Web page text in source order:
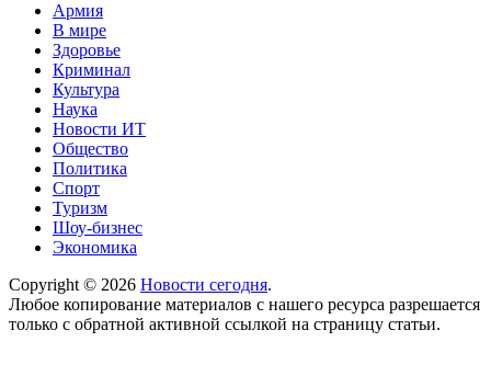
Армия
В мире
Здоровье
Криминал
Культура
Наука
Новости ИТ
Общество
Политика
Спорт
Туризм
Шоу-бизнес
Экономика
Copyright © 2026 Новости сегодня.
Любое копирование материалов с нашего ресурса разрешается
только с обратной активной ссылкой на страницу статьи.